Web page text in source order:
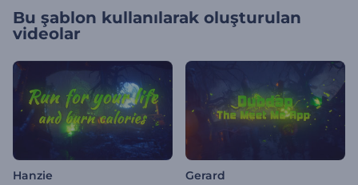
Bu şablon kullanılarak oluşturulan
videolar
Hanzie Gerard